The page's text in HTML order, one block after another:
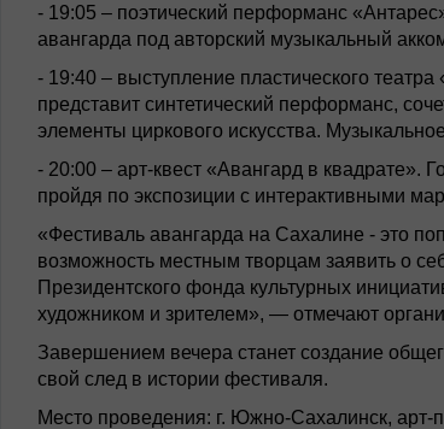
- 19:05 – поэтический перформанс
авангарда под авторский музыкальный
- 19:40 – выступление пластического
представит синтетический перформанс,
элементы циркового искусства.
- 20:00 – арт-квест «Авангард в квадрате».
пройдя по экспозиции с интерактивными
«Фестиваль авангарда на Сахалине - это
возможность местным творцам заявить о
Президентского фонда культурных
художником и зрителем», — отмечают
Завершением вечера станет создание
свой след в истории фестиваля.
Место проведения: г. Южно-Сахалинск,